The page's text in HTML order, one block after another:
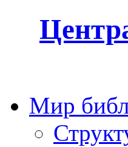
Мир